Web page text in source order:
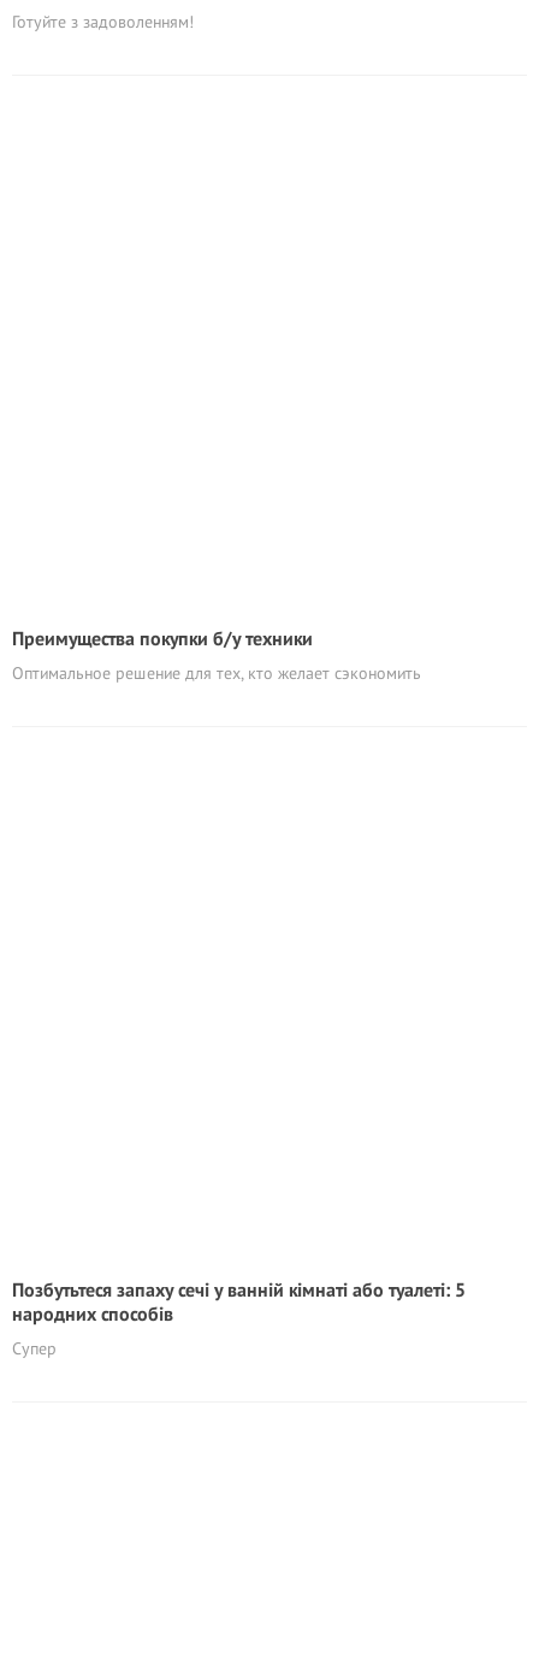
Готуйте з задоволенням!
Преимущества покупки б/у техники
Оптимальное решение для тех, кто желает сэкономить
Позбутьтеся запаху сечі у ванній кімнаті або туалеті: 5
народних способів
Супер